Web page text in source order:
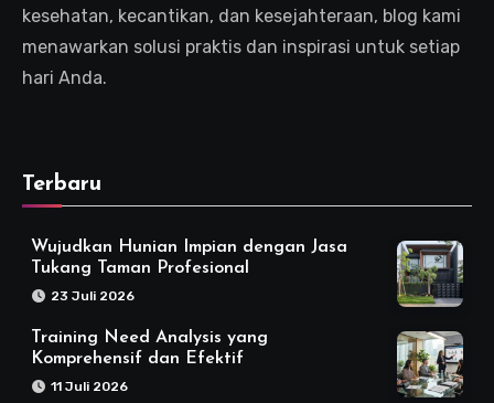
kesehatan, kecantikan, dan kesejahteraan, blog kami
menawarkan solusi praktis dan inspirasi untuk setiap
hari Anda.
Terbaru
Wujudkan Hunian Impian dengan Jasa
Tukang Taman Profesional
23 Juli 2026
Training Need Analysis yang
Komprehensif dan Efektif
11 Juli 2026